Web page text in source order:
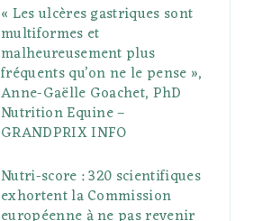
« Les ulcères gastriques sont
multiformes et
malheureusement plus
fréquents qu’on ne le pense »,
Anne-Gaëlle Goachet, PhD
Nutrition Equine –
GRANDPRIX INFO
Nutri-score : 320 scientifiques
exhortent la Commission